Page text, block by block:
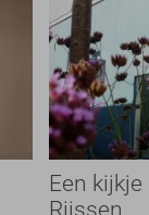
Een
Rijssen